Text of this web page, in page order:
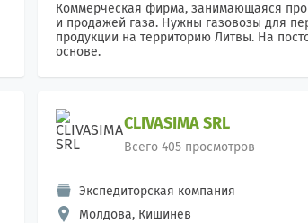
Коммерческая фирма, занимающаяся
и продажей газа. Нужны газовозы для
продукции на территорию Литвы. На
основе.
CLIVASIMA SRL
Всего 405 просмотров
Экспедиторская компания
Молдова, Кишинев